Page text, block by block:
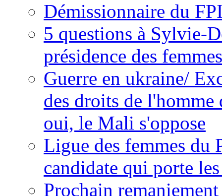
Démissionnaire du
5 questions à Sylvie-
présidence des
Guerre en ukraine/
des droits de
oui, le Mali s'oppose
Ligue des femmes du
candidate qui porte
Prochain